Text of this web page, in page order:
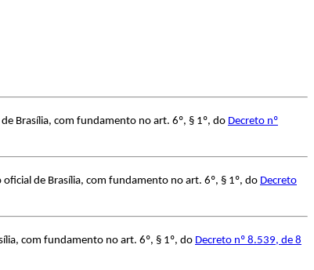
Brasília, com fundamento no art. 6º, § 1º, do Decreto nº
de Brasília, com fundamento no art. 6º, § 1º, do Decreto
com fundamento no art. 6º, § 1º, do Decreto nº 8.539, de 8